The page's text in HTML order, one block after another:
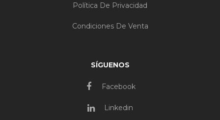
Política De Privacidad
Condiciones De Venta
SÍGUENOS
Facebook
Linkedin